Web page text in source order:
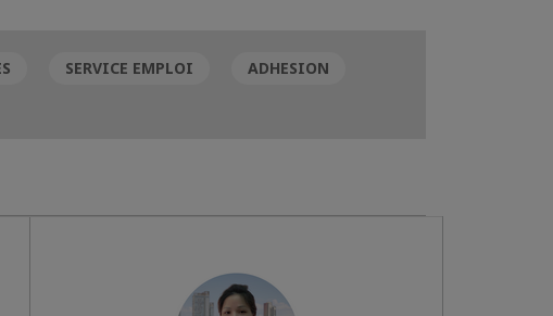
SERVICE EMPLOI ADHESION